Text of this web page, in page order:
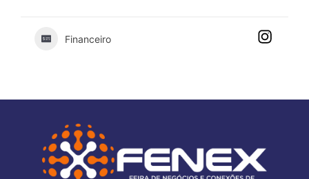
Financeiro